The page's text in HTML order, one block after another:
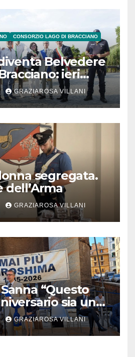
CONSORZIO LAGO DI BRACCIANO
Belvedere
ieri
GRAZIAROSA VILLANI
segregata.
dell’Arma
GRAZIAROSA VILLANI
“Questo
sia un
tutti”
GRAZIAROSA VILLANI